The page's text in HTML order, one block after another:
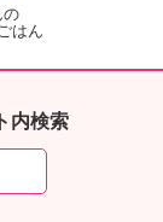
の
はん
内検索